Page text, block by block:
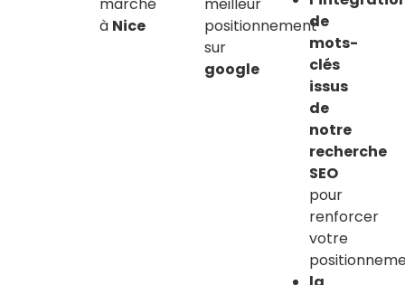
marché
à Nice
meilleur
positionnement
sur
google
de
mots-
clés
issus
de
notre
recherche
SEO
pour
renforcer
votre